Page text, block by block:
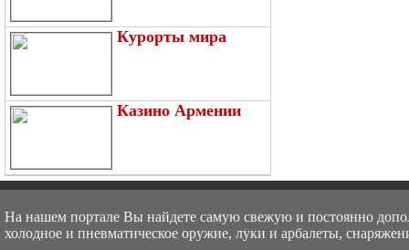
Курорты мира
Казино Армении
На нашем портале Вы найдете самую свежую и постоянно
холодное и пневматическое оружие, луки и арбалеты,